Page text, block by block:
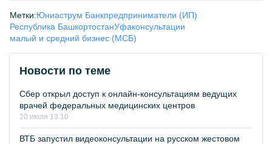
Метки:Юниаструм Банкпредприниматели (ИП)
Республика БашкортостанУфаконсультации
малый и средний бизнес (МСБ)
Новости по теме
Сбер открыл доступ к онлайн-консультациям ведущих
врачей федеральных медицинских центров
20 июля 13:10
ВТБ запустил видеоконсультации на русском жестовом